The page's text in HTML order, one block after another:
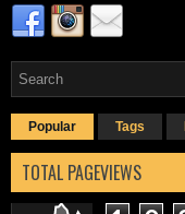
Popular Tags
TOTAL PAGEVIEWS